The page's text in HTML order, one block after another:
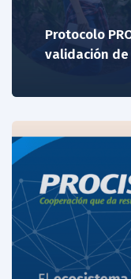
Protocolo
validación